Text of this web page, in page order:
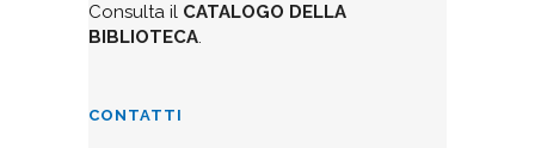
Consulta il CATALOGO DELLA
BIBLIOTECA.
CONTATTI